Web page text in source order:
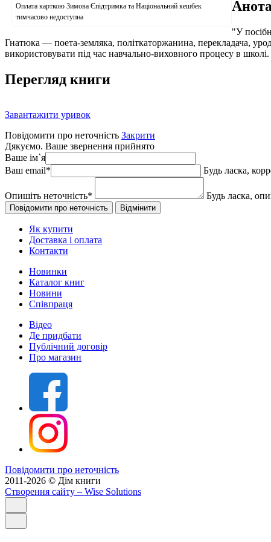
Оплата карткою Зимова Єпідтримка та Національний кешбек
тимчасово недоступна
"У
Гнатюка — поета-земляка, політкаторжанина, перекладача,
використовувати під час навчально-виховного процесу в
Перегляд книги
Завантажити уривок
Повідомити про неточність Закрити
Дякуємо. Ваше звернення прийнято
Ваше ім`я
Ваш email* Будь ласка,
Опишіть неточність* Будь ласка,
Як купити
Доставка і оплата
Контакти
Новинки
Каталог книг
Новини
Співпраця
Відео
Де придбати
Публічний договір
Про магазин
Повідомити про неточність
2011-2026 © Дім книги
Створення сайту – Wise Solutions